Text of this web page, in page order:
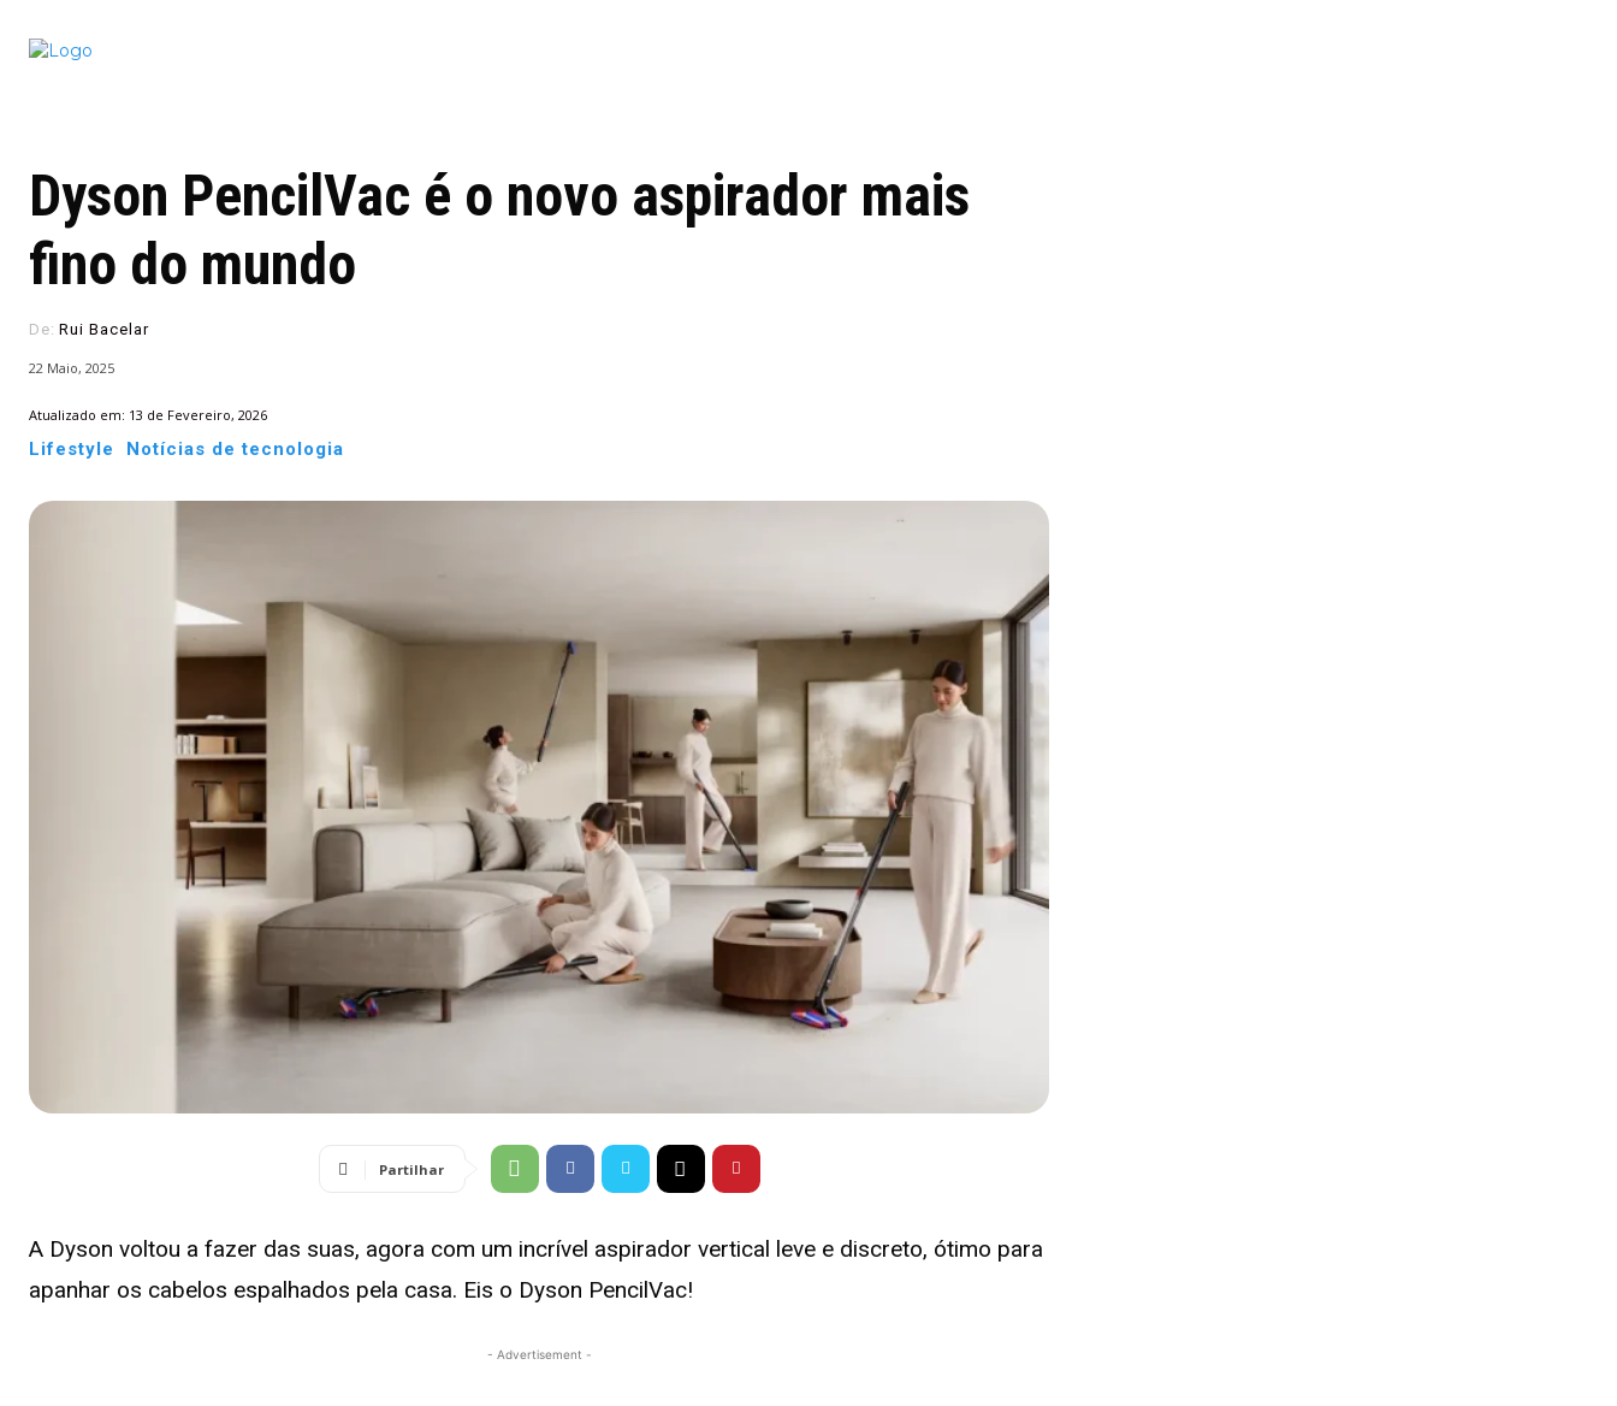
Dyson PencilVac é o novo aspirador mais
fino do mundo
De: Rui Bacelar
22 Maio, 2025
Atualizado em: 13 de Fevereiro, 2026
Lifestyle Notícias de tecnologia
Partilhar
A Dyson voltou a fazer das suas, agora com um incrível aspirador vertical leve e discreto, ótimo para
apanhar os cabelos espalhados pela casa. Eis o Dyson PencilVac!
- Advertisement -